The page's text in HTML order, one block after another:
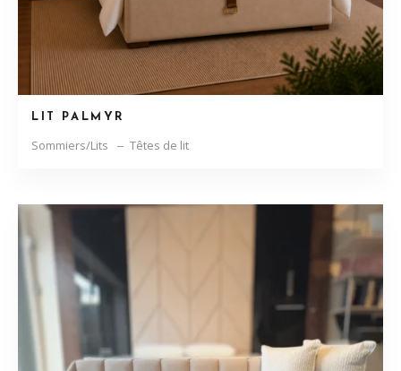
LIT PALMYR
Sommiers/Lits Têtes de lit